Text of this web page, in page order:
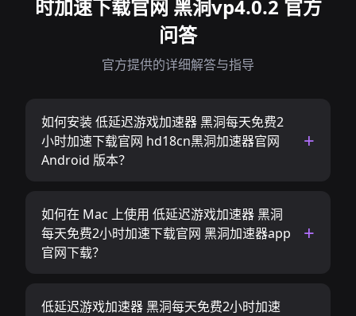
时加速下载官网 黑洞vp4.0.2 官方
问答
官方提供的详细解答与指导
如何安装 低延迟游戏加速器 黑洞每天免费2
小时加速下载官网 hd18cn黑洞加速器官网
Android 版本？
如何在 Mac 上使用 低延迟游戏加速器 黑洞
每天免费2小时加速下载官网 黑洞加速器app
官网下载？
低延迟游戏加速器 黑洞每天免费2小时加速